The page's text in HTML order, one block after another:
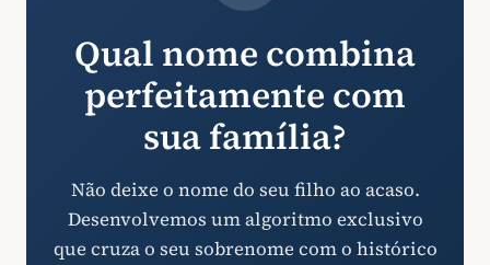
Qual nome combina
perfeitamente com
sua família?
Não deixe o nome do seu filho ao acaso.
Desenvolvemos um algoritmo exclusivo
que cruza o seu sobrenome com o histórico